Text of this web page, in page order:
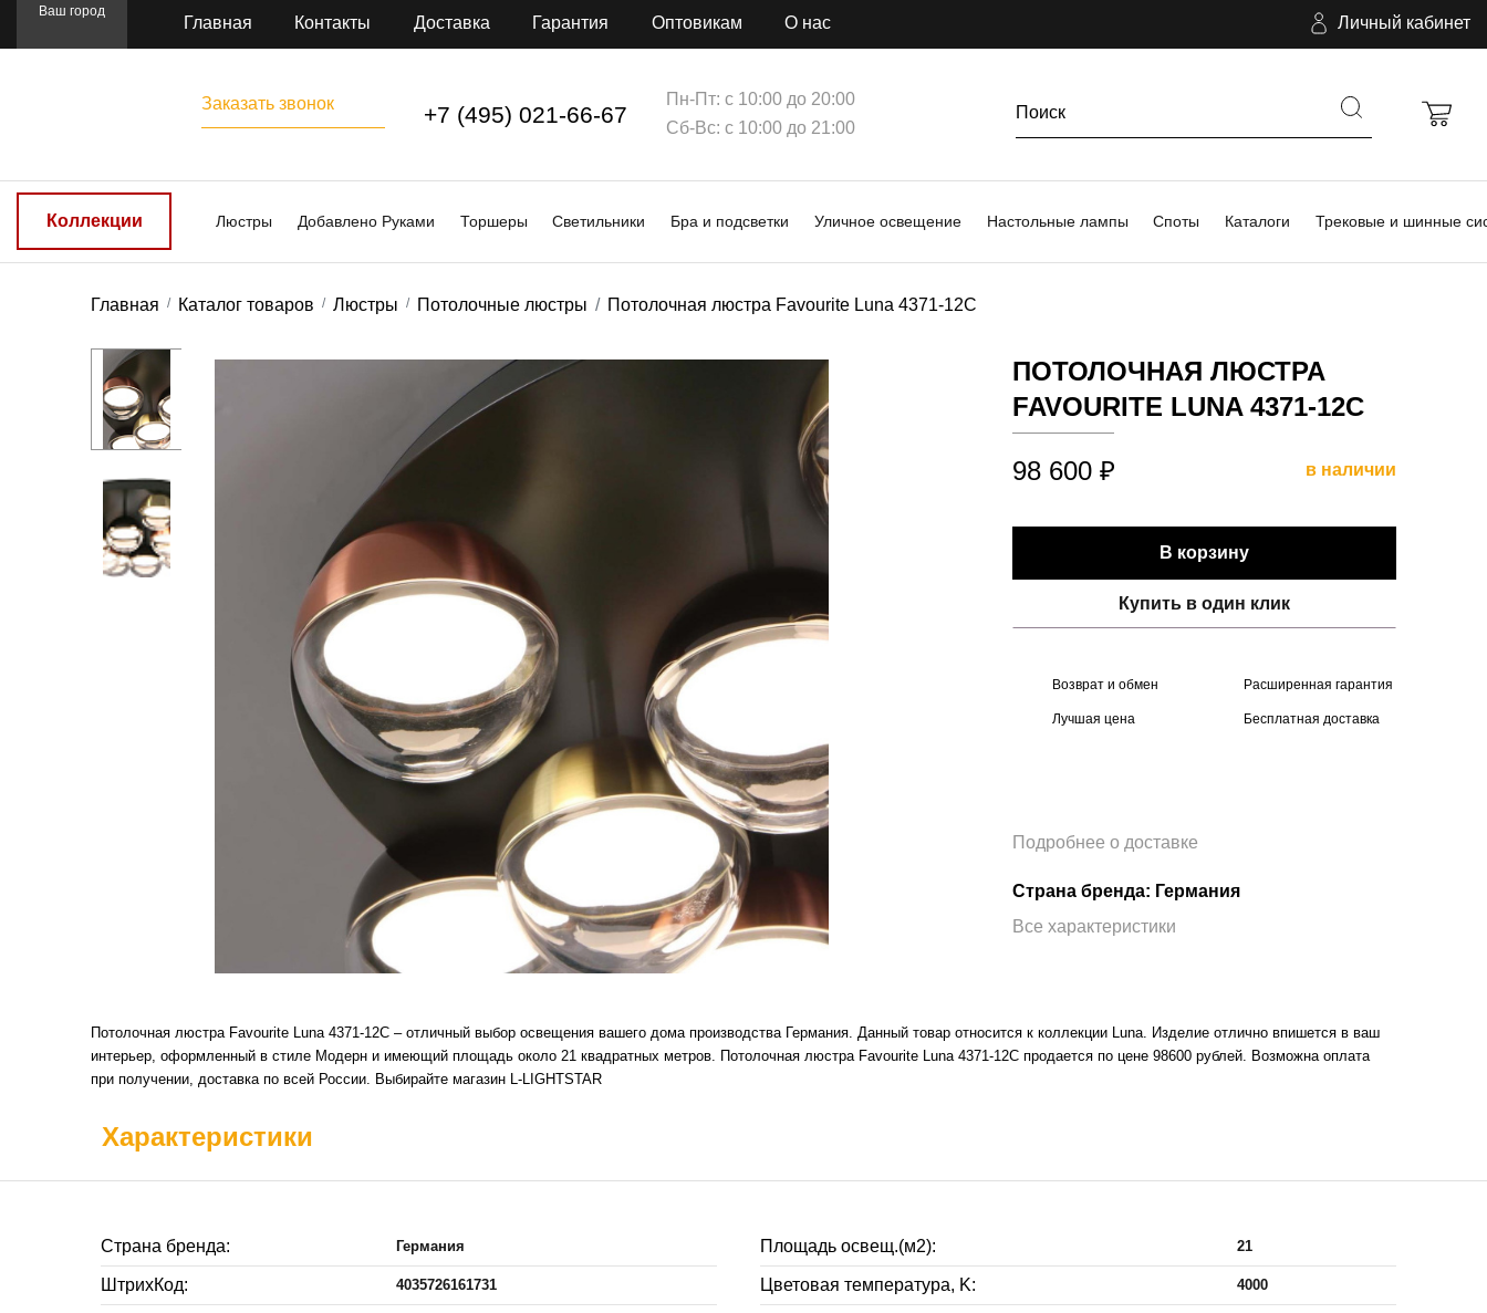
Ваш город
Главная Контакты Доставка Гарантия Оптовикам О нас Личный кабинет
Заказать звонок +7 (495) 021-66-67
Пн-Пт: с 10:00 до 20:00
Сб-Вс: с 10:00 до 21:00
Коллекции Люстры Добавлено Руками Торшеры Светильники Бра и подсветки Уличное освещение Настольные лампы Споты Каталоги Трековые и шинные
Главная Каталог товаров Люстры Потолочные люстры Потолочная люстра Favourite Luna 4371-12C
ПОТОЛОЧНАЯ ЛЮСТРА
FAVOURITE LUNA 4371-12C
98 600 ₽ в наличии
В корзину
Купить в один клик
Возврат и обмен Расширенная гарантия
Лучшая цена Бесплатная доставка
Подробнее о доставке
Страна бренда: Германия
Все характеристики
Потолочная люстра Favourite Luna 4371-12C – отличный выбор освещения вашего дома производства Германия. Данный товар относится к коллекции Luna. Изделие отлично впишется в ваш
интерьер, оформленный в стиле Модерн и имеющий площадь около 21 квадратных метров. Потолочная люстра Favourite Luna 4371-12C продается по цене 98600 рублей. Возможна оплата
при получении, доставка по всей России. Выбирайте магазин L-LIGHTSTAR
Характеристики
Страна бренда: Германия
ШтрихКод: 4035726161731
Площадь освещ.(м2): 21
Цветовая температура, K: 4000